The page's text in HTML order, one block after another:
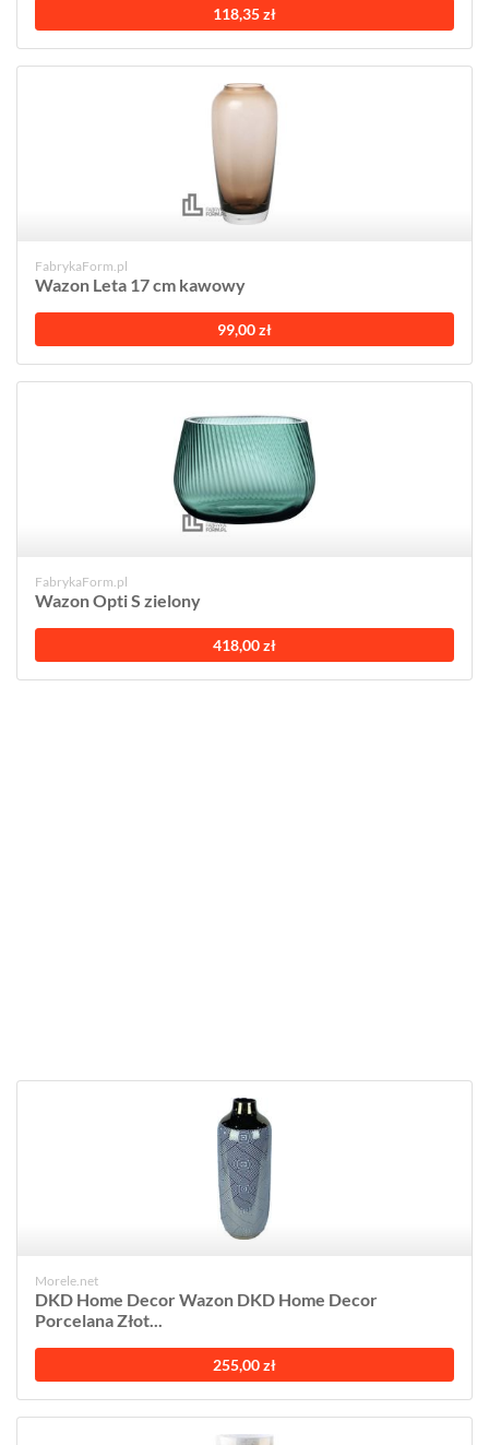
118,35 zł
FabrykaForm.pl
Wazon Leta 17 cm kawowy
99,00 zł
FabrykaForm.pl
Wazon Opti S zielony
418,00 zł
Morele.net
DKD Home Decor Wazon DKD Home Decor
Porcelana Złot...
255,00 zł